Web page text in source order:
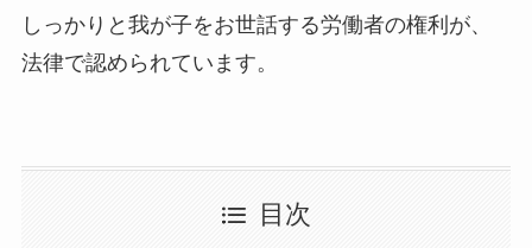
しっかりと我が子をお世話する労働者の権利が、
法律で認められています。
目次